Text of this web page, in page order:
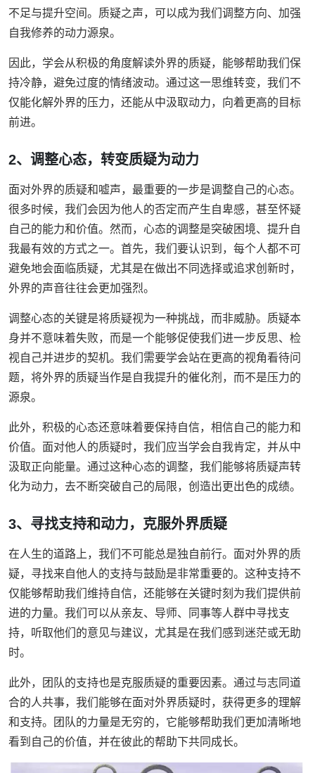
不足与提升空间。质疑之声，可以成为我们调整方向、加强
自我修养的动力源泉。
因此，学会从积极的角度解读外界的质疑，能够帮助我们保
持冷静，避免过度的情绪波动。通过这一思维转变，我们不
仅能化解外界的压力，还能从中汲取动力，向着更高的目标
前进。
2、调整心态，转变质疑为动力
面对外界的质疑和嘘声，最重要的一步是调整自己的心态。
很多时候，我们会因为他人的否定而产生自卑感，甚至怀疑
自己的能力和价值。然而，心态的调整是突破困境、提升自
我最有效的方式之一。首先，我们要认识到，每个人都不可
避免地会面临质疑，尤其是在做出不同选择或追求创新时，
外界的声音往往会更加强烈。
调整心态的关键是将质疑视为一种挑战，而非威胁。质疑本
身并不意味着失败，而是一个能够促使我们进一步反思、检
视自己并进步的契机。我们需要学会站在更高的视角看待问
题，将外界的质疑当作是自我提升的催化剂，而不是压力的
源泉。
此外，积极的心态还意味着要保持自信，相信自己的能力和
价值。面对他人的质疑时，我们应当学会自我肯定，并从中
汲取正向能量。通过这种心态的调整，我们能够将质疑声转
化为动力，去不断突破自己的局限，创造出更出色的成绩。
3、寻找支持和动力，克服外界质疑
在人生的道路上，我们不可能总是独自前行。面对外界的质
疑，寻找来自他人的支持与鼓励是非常重要的。这种支持不
仅能够帮助我们维持自信，还能够在关键时刻为我们提供前
进的力量。我们可以从亲友、导师、同事等人群中寻找支
持，听取他们的意见与建议，尤其是在我们感到迷茫或无助
时。
此外，团队的支持也是克服质疑的重要因素。通过与志同道
合的人共事，我们能够在面对外界质疑时，获得更多的理解
和支持。团队的力量是无穷的，它能够帮助我们更加清晰地
看到自己的价值，并在彼此的帮助下共同成长。